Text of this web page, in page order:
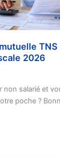
TNS
2026
non salarié et
poche ?